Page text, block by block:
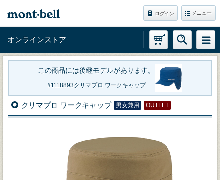
ログイン メニュー
オンラインストア
この商品には後継モデルがあります。
1118893クリマプロ ワークキャップ
クリマプロ ワークキャップ 男女兼用 OUTLET